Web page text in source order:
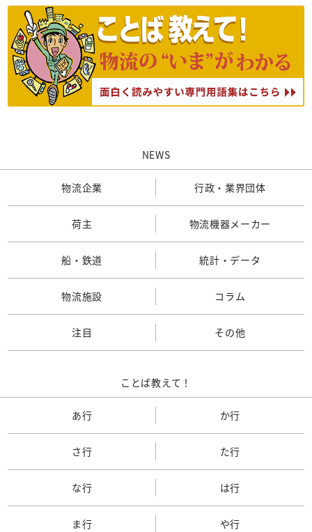
NEWS
物流企業 行政・業界団体
荷主 物流機器メーカー
船・鉄道 統計・データ
物流施設 コラム
注目 その他
ことば教えて！
あ行 か行
さ行 た行
な行 は行
ま行 や行